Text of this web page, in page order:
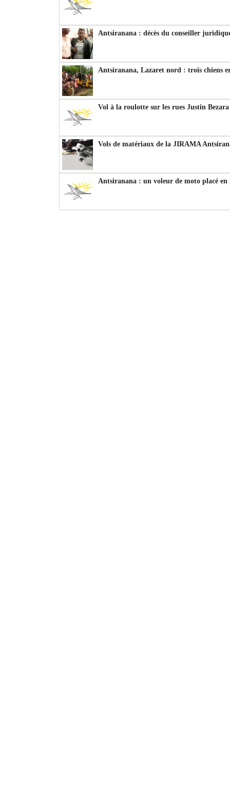
Antsiranana : décès du conseiller
Antsiranana, Lazaret nord : trois chiens
Vol à la roulotte sur les rues Justin
Vols de matériaux de la JIRAMA
Antsiranana : un voleur de moto placé en